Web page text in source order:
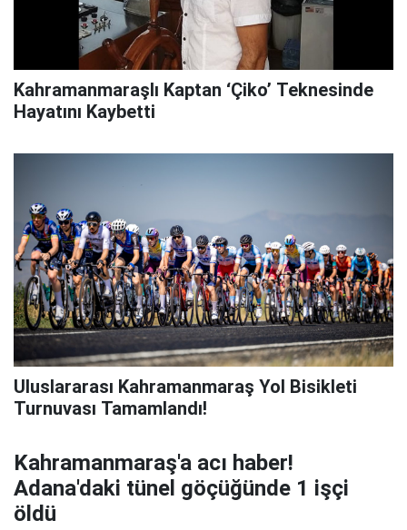
Kahramanmaraşlı Kaptan ‘Çiko’ Teknesinde
Hayatını Kaybetti
Uluslararası Kahramanmaraş Yol Bisikleti
Turnuvası Tamamlandı!
Kahramanmaraş'a acı haber!
Adana'daki tünel göçüğünde 1 işçi
öldü